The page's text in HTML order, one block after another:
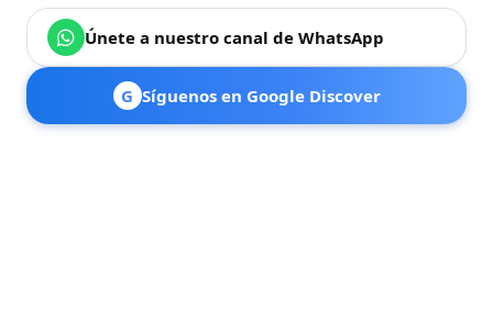
Únete a nuestro canal de WhatsApp
G Síguenos en Google Discover